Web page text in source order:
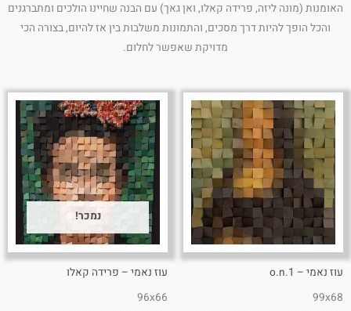
האומנות (מונה ליזה, פרידה קאלו, ואן גאך) עם הבנה שחיינו הולכים ומתברגנים
והכל הופך להיות דרך מסכים, והתמונות משלבות בין אז להיום, בצורה הכי
מדויקת שאפשר לחלום.
עוז נאמי – o.n.1
99x68
נמכר!
עוז נאמי – פרידה קאלו
96x66